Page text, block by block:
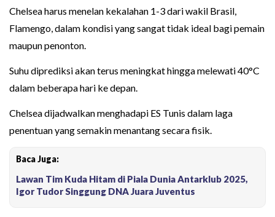
Chelsea harus menelan kekalahan 1-3 dari wakil Brasil,
Flamengo, dalam kondisi yang sangat tidak ideal bagi pemain
maupun penonton.
Suhu diprediksi akan terus meningkat hingga melewati 40°C
dalam beberapa hari ke depan.
Chelsea dijadwalkan menghadapi ES Tunis dalam laga
penentuan yang semakin menantang secara fisik.
Baca Juga:
Lawan Tim Kuda Hitam di Piala Dunia Antarklub 2025,
Igor Tudor Singgung DNA Juara Juventus